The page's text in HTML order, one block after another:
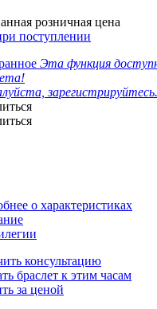
розничная цена
поступлении
Эта функция
зарегистрируйтесь.
о характеристиках
консультацию
браслет к этим часам
за ценой